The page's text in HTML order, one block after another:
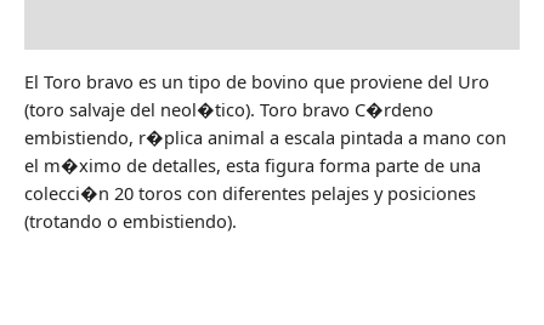
El Toro bravo es un tipo de bovino que proviene del Uro
(toro salvaje del neol�tico). Toro bravo C�rdeno
embistiendo, r�plica animal a escala pintada a mano con
el m�ximo de detalles, esta figura forma parte de una
colecci�n 20 toros con diferentes pelajes y posiciones
(trotando o embistiendo).